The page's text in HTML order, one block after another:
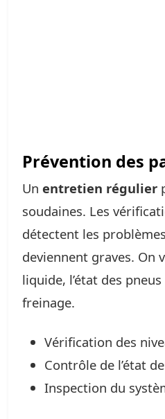
Prévention des
Un entretien régulier
soudaines. Les
détectent les
deviennent graves. On
liquide, l’état des
freinage.
Vérification des
Contrôle de l’état
Inspection du